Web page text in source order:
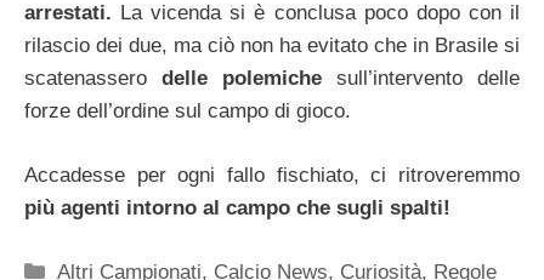
arrestati. La vicenda si è conclusa poco dopo con il
rilascio dei due, ma ciò non ha evitato che in Brasile si
scatenassero delle polemiche sull’intervento delle
forze dell’ordine sul campo di gioco.
Accadesse per ogni fallo fischiato, ci ritroveremmo
più agenti intorno al campo che sugli spalti!
Categorie
Altri Campionati, Calcio News, Curiosità, Regole